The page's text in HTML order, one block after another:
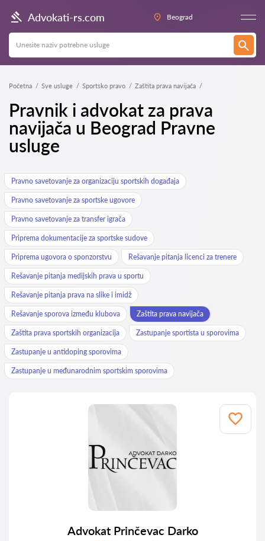
Advokati-rs.com Beograd
Početna Sve usluge Sportsko pravo Zaštita prava navijača
Pravnik i advokat za prava
navijača u Beograd Pravne
usluge
Pravno savetovanje za organizaciju sportskih događaja
Pravno savetovanje za sportske ugovore
Pravno savetovanje za transfer igrača
Priprema dokumentacije za sportske sudove
Priprema ugovora o sponzorstvu Rešavanje pitanja licenci za trenere
Rešavanje pitanja medijskih prava u sportu
Rešavanje pitanja prava na slike i imidž
Rešavanje sporova između klubova Zaštita prava navijača
Zaštita prava sportskih organizacija Zastupanje sportista u sporovima
Zastupanje u antidoping sporovima
Zastupanje u međunarodnim sportskim sporovima
Advokat Prinčevac Darko